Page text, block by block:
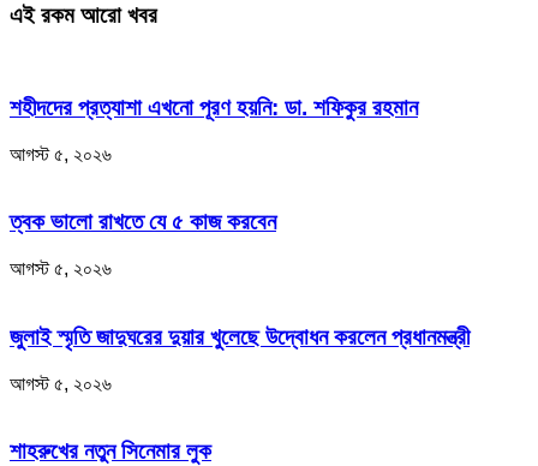
এই রকম আরো খবর
শহীদদের প্রত্যাশা এখনো পূরণ হয়নি: ডা. শফিকুর রহমান
আগস্ট ৫, ২০২৬
ত্বক ভালো রাখতে যে ৫ কাজ করবেন
আগস্ট ৫, ২০২৬
জুলাই স্মৃতি জাদুঘরের দুয়ার খুলেছে উদ্বোধন করলেন প্রধানমন্ত্রী
আগস্ট ৫, ২০২৬
শাহরুখের নতুন সিনেমার লুক